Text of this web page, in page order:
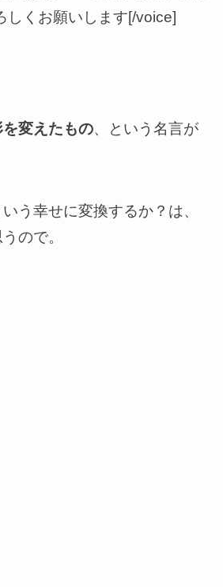
しくお願いします[/voice]
変えたもの、という名言が
う幸せに変換するか？は、
ので。